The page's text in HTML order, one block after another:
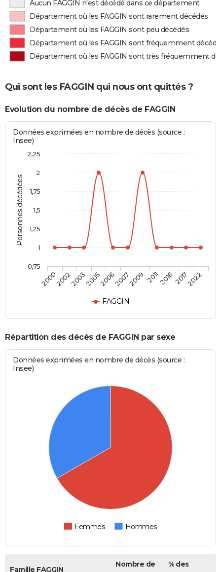
Aucun FAGGIN n'est décédé dans ce département
Département où les FAGGIN sont rarement décédés
Département où les FAGGIN sont peu décédés
Département où les FAGGIN sont fréquemment
Département où les FAGGIN sont très fréquemment
Qui sont les FAGGIN qui nous ont quittés ?
Evolution du nombre de décès de FAGGIN
Personnes décédées
Données exprimées en nombre de décès (source :
Insee)
FAGGIN
2000200220032005200620072009 2011201620172022
0,75
1
1,25
1,5
1,75
2
2,25
Répartition des décès de FAGGIN par sexe
Données exprimées en nombre de décès (source :
Insee)
Femmes Hommes
Famille FAGGIN
Nombre de
% des